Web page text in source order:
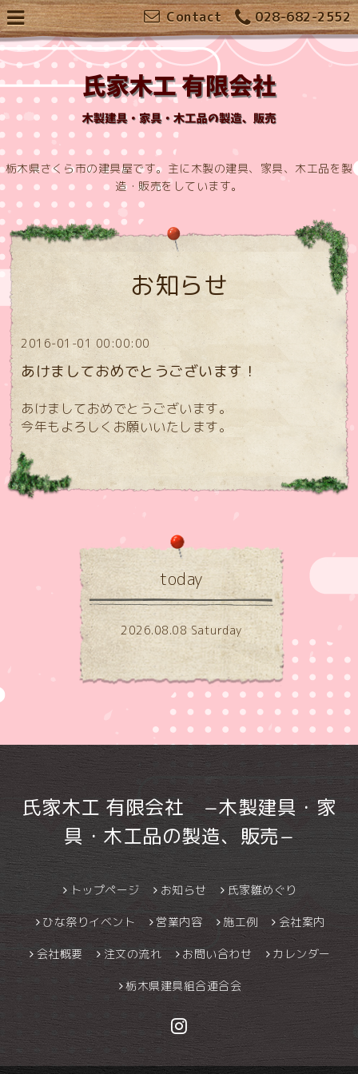
028-682-2552
Contact
栃木県さくら市の建具屋です。主に木製の建具、家具、木工品を製
造・販売をしています。
お知らせ
2016-01-01 00:00:00
あけましておめでとうございます！
あけましておめでとうございます。
今年もよろしくお願いいたします。
today
2026.08.08 Saturday
氏家木工 有限会社 −木製建具・家
具・木工品の製造、販売−
トップページ お知らせ 氏家雛めぐり
ひな祭りイベント 営業内容 施工例 会社案内
会社概要 注文の流れ お問い合わせ カレンダー
栃木県建具組合連合会